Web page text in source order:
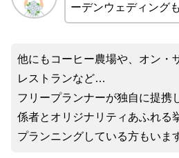
ーデンウェディング
他にもコーヒー農場や、オン・
レストランなど…
フリープランナーが独自に提携
係者とオリジナリティあふれる
プランニングしている方もいま